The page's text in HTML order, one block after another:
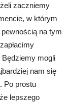
zaczniemy
w którym
na tym
mogli
nam się
Po prostu
lepszego